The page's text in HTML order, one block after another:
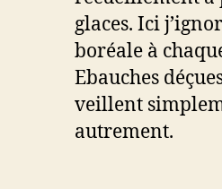
glaces. Ici
boréale à
Ebauches
veillent
autrement.